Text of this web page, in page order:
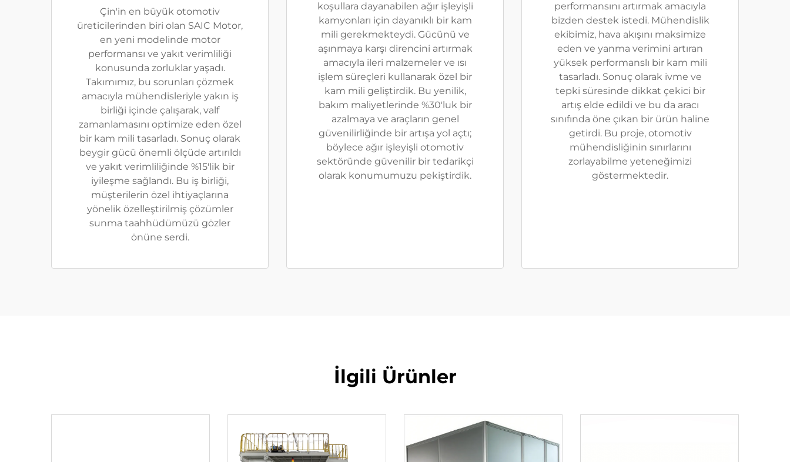
Çin'in en büyük otomotiv
üreticilerinden biri olan SAIC Motor,
en yeni modelinde motor
performansı ve yakıt verimliliği
konusunda zorluklar yaşadı.
Takımımız, bu sorunları çözmek
amacıyla mühendisleriyle yakın iş
birliği içinde çalışarak, valf
zamanlamasını optimize eden özel
bir kam mili tasarladı. Sonuç olarak
beygir gücü önemli ölçüde artırıldı
ve yakıt verimliliğinde %15'lik bir
iyileşme sağlandı. Bu iş birliği,
müşterilerin özel ihtiyaçlarına
yönelik özelleştirilmiş çözümler
sunma taahhüdümüzü gözler
önüne serdi.
koşullara dayanabilen ağır işleyişli
kamyonları için dayanıklı bir kam
mili gerekmekteydi. Gücünü ve
aşınmaya karşı direncini artırmak
amacıyla ileri malzemeler ve ısı
işlem süreçleri kullanarak özel bir
kam mili geliştirdik. Bu yenilik,
bakım maliyetlerinde %30'luk bir
azalmaya ve araçların genel
güvenilirliğinde bir artışa yol açtı;
böylece ağır işleyişli otomotiv
sektöründe güvenilir bir tedarikçi
olarak konumumuzu pekiştirdik.
performansını artırmak amacıyla
bizden destek istedi. Mühendislik
ekibimiz, hava akışını maksimize
eden ve yanma verimini artıran
yüksek performanslı bir kam mili
tasarladı. Sonuç olarak ivme ve
tepki süresinde dikkat çekici bir
artış elde edildi ve bu da aracı
sınıfında öne çıkan bir ürün haline
getirdi. Bu proje, otomotiv
mühendisliğinin sınırlarını
zorlayabilme yeteneğimizi
göstermektedir.
İlgili Ürünler